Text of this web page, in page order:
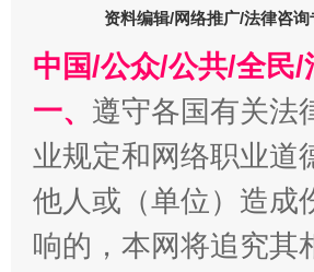
东山县通报“牛蛙产品抗生素超标问
资料编辑/网络推广/法律咨询
中国/公众/公共/全民
一、 遵守各国有关法
业规定和网络职业道
他人或（单位）造成
响的，本网将追究其